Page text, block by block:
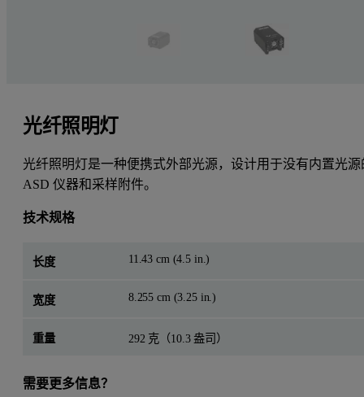
光纤照明灯
光纤照明灯是一种便携式外部光源，设计用于没有内置光源
ASD 仪器和采样附件。
技术规格
长度 11.43 cm (4.5 in.)
宽度 8.255 cm (3.25 in.)
重量 292 克（10.3 盎司）
需要更多信息？